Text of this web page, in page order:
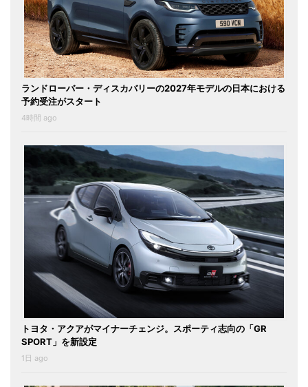
ランドローバー・ディスカバリーの2027年モデルの日本における
予約受注がスタート
4時間 ago
トヨタ・アクアがマイナーチェンジ。スポーティ志向の「GR
SPORT」を新設定
1日 ago